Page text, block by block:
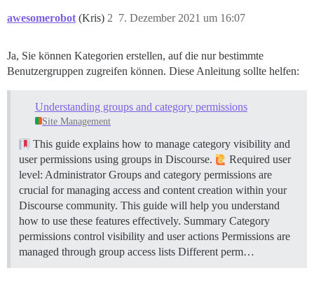
awesomerobot (Kris) 7. Dezember 2021 um 16:07
2
Ja, Sie können Kategorien erstellen, auf die nur bestimmte
Benutzergruppen zugreifen können. Diese Anleitung sollte helfen:
Understanding groups and category permissions
Site Management
This guide explains how to manage category visibility and
user permissions using groups in Discourse.
Required user
level: Administrator Groups and category permissions are
crucial for managing access and content creation within your
Discourse community. This guide will help you understand
how to use these features effectively. Summary Category
permissions control visibility and user actions Permissions are
managed through group access lists Different perm…